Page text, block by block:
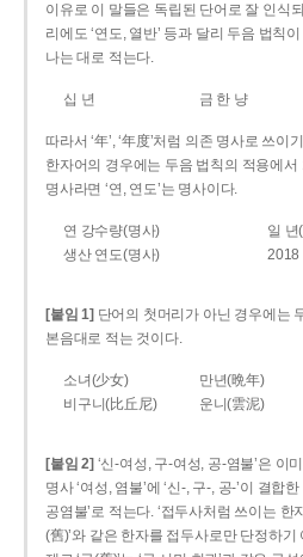
이유로 이 말들은 독립된 단어로 잘 인식
리에도 ‘연도, 열반’ 등과 달리 두음 법칙
나는 대로 적는다.
십 년 금 한 냥
따라서 ‘年’, ‘年度’처럼 의존 명사로 쓰
한자어의 경우에는 두음 법칙의 적용에서
명사라면 ‘연, 연도’는 명사이다.
연 강수량(명사)
일 년
생산 연도(명사)
2018
[붙임 1] 단어의 첫머리가 아닌 경우에는
본음대로 적는 것이다.
소녀(少女) 만년(晩年)
비구니(比丘尼)
운니(雲泥)
[붙임 2] ‘신-여성, 구-여성, 공-염불’은 이
명사 ‘여성, 염불’에 ‘신-, 구-, 공-’이 결합
공염불’로 적는다. ‘접두사처럼 쓰이는 한
(舊)’와 같은 한자를 접두사로만 단정하기